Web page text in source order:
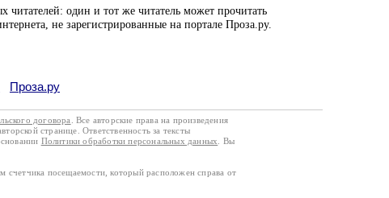
читателей: один и тот же читатель может прочитать
не зарегистрированные на портале Проза.ру.
Проза.ру
договора
. Все авторские права на произведения
странице. Ответственность за тексты
Политики обработки персональных данных
. Вы
посещаемости, который расположен справа от